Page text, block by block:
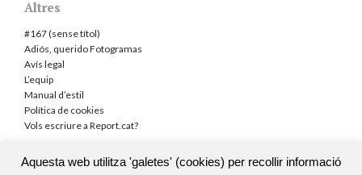
Altres
#167 (sense títol)
Adiós, querido Fotogramas
Avís legal
L’equip
Manual d’estil
Política de cookies
Vols escriure a Report.cat?
Aquesta web utilitza 'galetes' (cookies) per recollir informació